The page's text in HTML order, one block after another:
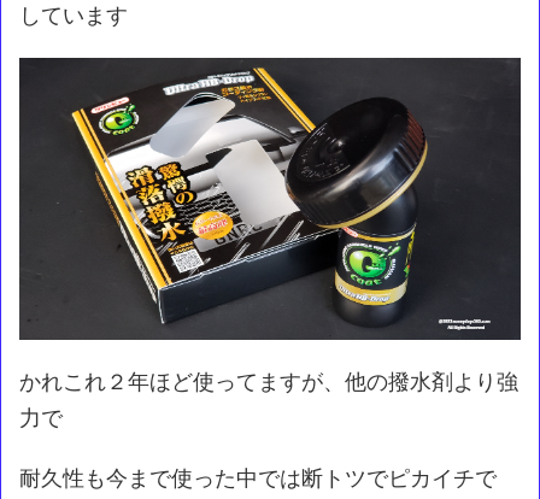
しています
かれこれ２年ほど使ってますが、他の撥水剤より強
力で
耐久性も今まで使った中では断トツでピカイチで